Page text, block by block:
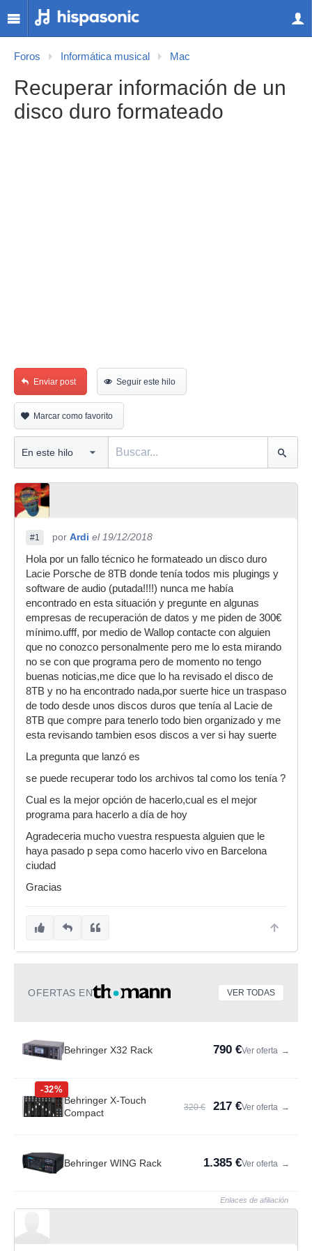
Foros Informática musical Mac
Recuperar información de un
disco duro formateado
Enviar post Seguir este hilo
Marcar como favorito
#1 por Ardi el 19/12/2018
Hola por un fallo técnico he formateado un disco duro
Lacie Porsche de 8TB donde tenía todos mis plugings y
software de audio (putada!!!!) nunca me había
encontrado en esta situación y pregunte en algunas
empresas de recuperación de datos y me piden de 300€
mínimo.ufff, por medio de Wallop contacte con alguien
que no conozco personalmente pero me lo esta mirando
no se con que programa pero de momento no tengo
buenas noticias,me dice que lo ha revisado el disco de
8TB y no ha encontrado nada,por suerte hice un traspaso
de todo desde unos discos duros que tenía al Lacie de
8TB que compre para tenerlo todo bien organizado y me
esta revisando tambien esos discos a ver si hay suerte
La pregunta que lanzó es
se puede recuperar todo los archivos tal como los tenía ?
Cual es la mejor opción de hacerlo,cual es el mejor
programa para hacerlo a día de hoy
Agradeceria mucho vuestra respuesta alguien que le
haya pasado p sepa como hacerlo vivo en Barcelona
ciudad
Gracias
OFERTAS EN VER TODAS
Behringer X32 Rack 790 €Ver oferta →
-32%
Behringer X-Touch
Compact
320 € 217 €Ver oferta →
Behringer WING Rack 1.385 €Ver oferta →
Enlaces de afiliación